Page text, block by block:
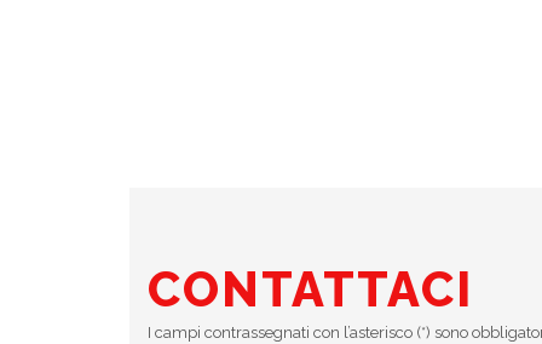
CONTATTACI
I campi contrassegnati con l’asterisco (*) sono